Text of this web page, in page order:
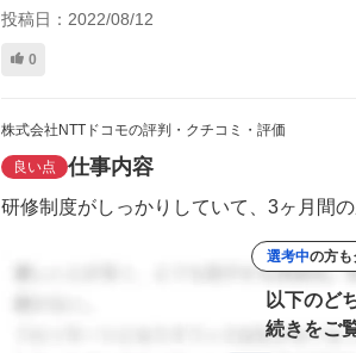
投稿日： 2022/08/12
0
株式会社NTTドコモの評判・クチコミ・評価
良い点 仕事内容
研修制度がしっかりしていて、3ヶ月間
選考中の方も
以下のど
続きをご